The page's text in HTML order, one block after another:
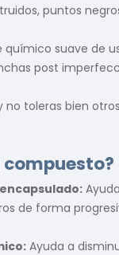
puntos
químico suave de
post
no toleras bien
compuesto?
de forma
Ayuda a